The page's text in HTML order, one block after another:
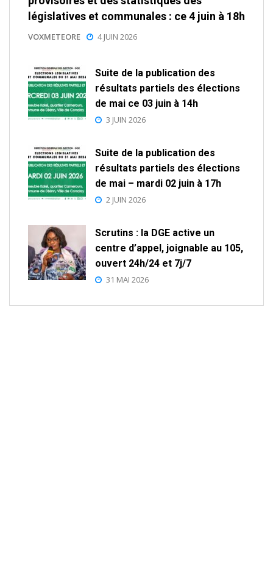
législatives et communales : ce 4 juin à 18h
VOXMETEORE 4 JUIN 2026
Suite de la publication des
résultats partiels des élections
de mai ce 03 juin à 14h
3 JUIN 2026
Suite de la publication des
résultats partiels des élections
de mai – mardi 02 juin à 17h
2 JUIN 2026
Scrutins : la DGE active un
centre d’appel, joignable au 105,
ouvert 24h/24 et 7j/7
31 MAI 2026